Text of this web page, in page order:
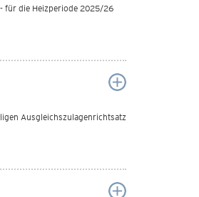
für die Heizperiode 2025/26
Ausgleichszulagenrichtsatz